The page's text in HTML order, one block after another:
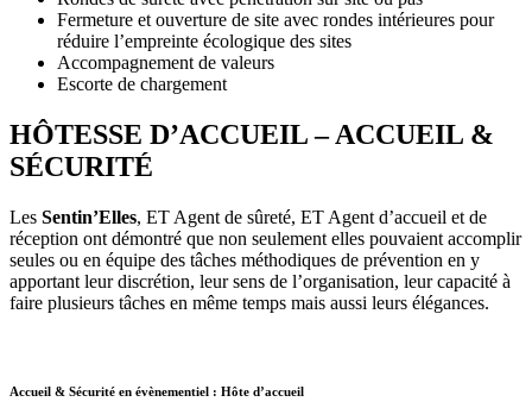
Fermeture et ouverture de site avec rondes intérieures pour
réduire l’empreinte écologique des sites
Accompagnement de valeurs
Escorte de chargement
HÔTESSE D’ACCUEIL – ACCUEIL &
SÉCURITÉ
Les Sentin’Elles, ET Agent de sûreté, ET Agent d’accueil et de
réception ont démontré que non seulement elles pouvaient accomplir
seules ou en équipe des tâches méthodiques de prévention en y
apportant leur discrétion, leur sens de l’organisation, leur capacité à
faire plusieurs tâches en même temps mais aussi leurs élégances.
Accueil & Sécurité en évènementiel : Hôte d’accueil